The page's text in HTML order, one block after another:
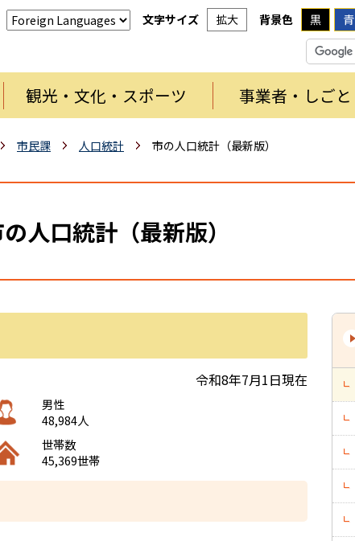
文字サイズ 拡大 背景色 黒 青
観光・文化・スポーツ 事業者・しごと
市民課 人口統計 市の人口統計（最新版）
人口統計（最新版）
令和8年7月1日現在
男性
48,984人
世帯数
45,369世帯